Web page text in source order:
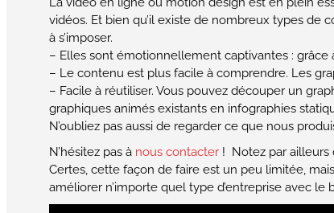
vidéos. Et bien qu’il existe de nombreux types de
à s’imposer.
– Elles sont émotionnellement captivantes : grâce
– Le contenu est plus facile à comprendre. Les
– Facile à réutiliser. Vous pouvez découper un
graphiques animés existants en infographies
N’oubliez pas aussi de regarder ce que nous
N’hésitez pas à nous contacter ! Notez par ailleurs
Certes, cette façon de faire est un peu limitée,
améliorer n’importe quel type d’entreprise avec